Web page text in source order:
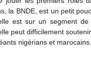
la BNDE, est un petit
est sur un segment
peut difficilement
nigérians et marocains.